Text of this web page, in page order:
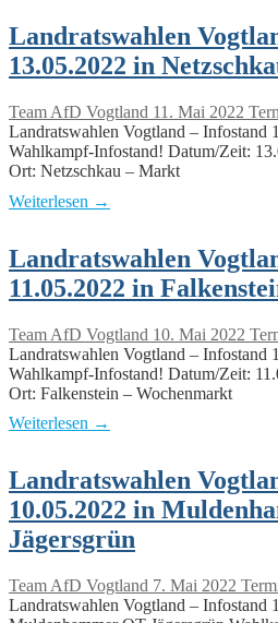
Landratswahlen
13.05.2022 in
Team AfD Vogtland 11. Mai 2022
Landratswahlen Vogtland – Infostand
Wahlkampf-Infostand! Datum/Zeit:
Ort: Netzschkau – Markt
Weiterlesen →
Landratswahlen
11.05.2022 in
Team AfD Vogtland 10. Mai 2022
Landratswahlen Vogtland – Infostand
Wahlkampf-Infostand! Datum/Zeit:
Ort: Falkenstein – Wochenmarkt
Weiterlesen →
Landratswahlen
10.05.2022 in
Jägersgrün
Team AfD Vogtland 7. Mai 2022
Landratswahlen Vogtland – Infostand